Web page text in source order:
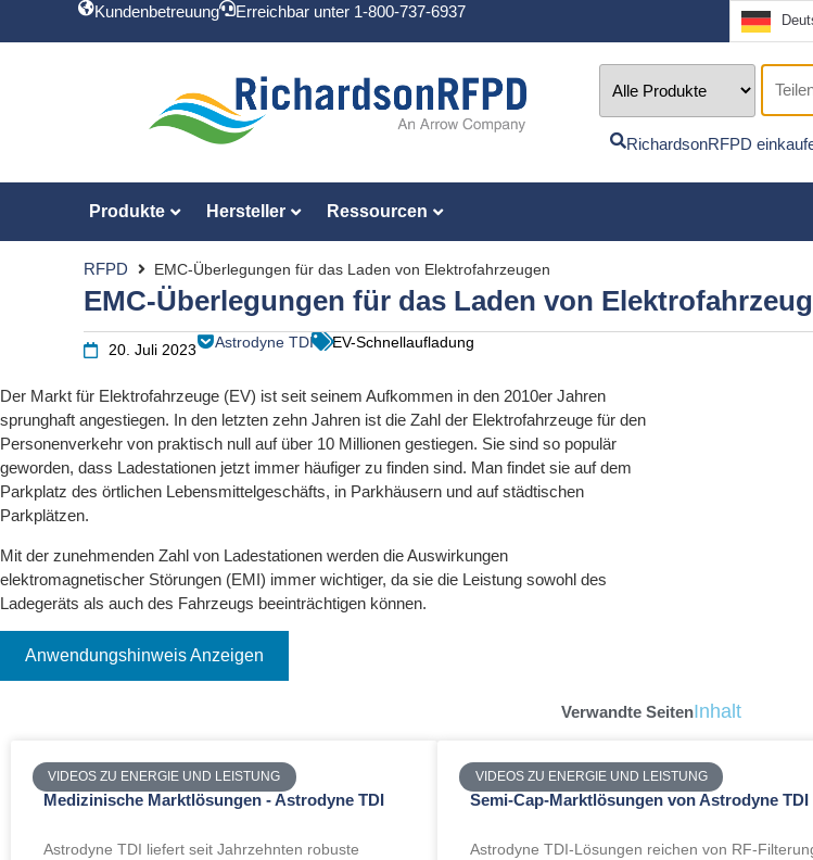
Kundenbetreuung Erreichbar unter 1-800-737-6937
RichardsonRFPD
Produkte Hersteller Ressourcen
RFPD EMC-Überlegungen für das Laden von Elektrofahrzeugen
EMC-Überlegungen für das Laden von
20. Juli 2023 Astrodyne TDI EV-Schnellaufladung
Der Markt für Elektrofahrzeuge (EV) ist seit seinem Aufkommen in den 2010er Jahren
sprunghaft angestiegen. In den letzten zehn Jahren ist die Zahl der Elektrofahrzeuge für den
Personenverkehr von praktisch null auf über 10 Millionen gestiegen. Sie sind so populär
geworden, dass Ladestationen jetzt immer häufiger zu finden sind. Man findet sie auf dem
Parkplatz des örtlichen Lebensmittelgeschäfts, in Parkhäusern und auf städtischen
Parkplätzen.
Mit der zunehmenden Zahl von Ladestationen werden die Auswirkungen
elektromagnetischer Störungen (EMI) immer wichtiger, da sie die Leistung sowohl des
Ladegeräts als auch des Fahrzeugs beeinträchtigen können.
Anwendungshinweis Anzeigen
Verwandte SeitenInhalt
VIDEOS ZU ENERGIE UND LEISTUNG
Medizinische Marktlösungen - Astrodyne TDI
Astrodyne TDI liefert seit Jahrzehnten robuste
VIDEOS ZU ENERGIE UND LEISTUNG
Semi-Cap-Marktlösungen von Astrodyne TDI
Astrodyne TDI-Lösungen reichen von RF-